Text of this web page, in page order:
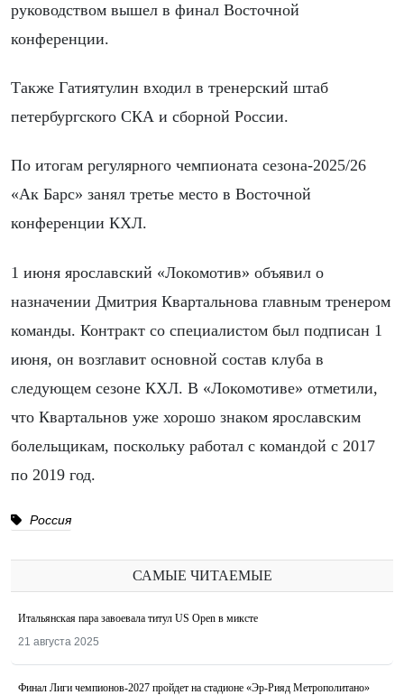
руководством вышел в финал Восточной
конференции.
Также Гатиятулин входил в тренерский штаб
петербургского СКА и сборной России.
По итогам регулярного чемпионата сезона-2025/26
«Ак Барс» занял третье место в Восточной
конференции КХЛ.
1 июня ярославский «Локомотив» объявил о
назначении Дмитрия Квартальнова главным тренером
команды. Контракт со специалистом был подписан 1
июня, он возглавит основной состав клуба в
следующем сезоне КХЛ. В «Локомотиве» отметили,
что Квартальнов уже хорошо знаком ярославским
болельщикам, поскольку работал с командой с 2017
по 2019 год.
Россия
САМЫЕ ЧИТАЕМЫЕ
Итальянская пара завоевала титул US Open в миксте
21 августа 2025
Финал Лиги чемпионов-2027 пройдет на стадионе «Эр-Рияд Метрополитано»